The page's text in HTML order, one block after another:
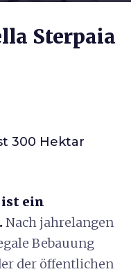
Sterpaia
300 Hektar
ist ein
Nach jahrelangen
Bebauung
der öffentlichen